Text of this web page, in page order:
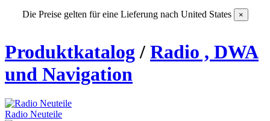
Die Preise gelten für eine Lieferung nach United States ×
Produktkatalog / Radio , DWA
und Navigation
Radio Neuteile